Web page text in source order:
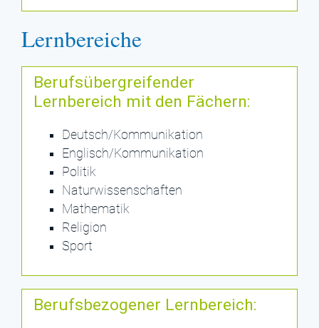
Lernbereiche
Berufsübergreifender
Lernbereich mit den Fächern:
Deutsch/Kommunikation
Englisch/Kommunikation
Politik
Naturwissenschaften
Mathematik
Religion
Sport
Berufsbezogener Lernbereich: